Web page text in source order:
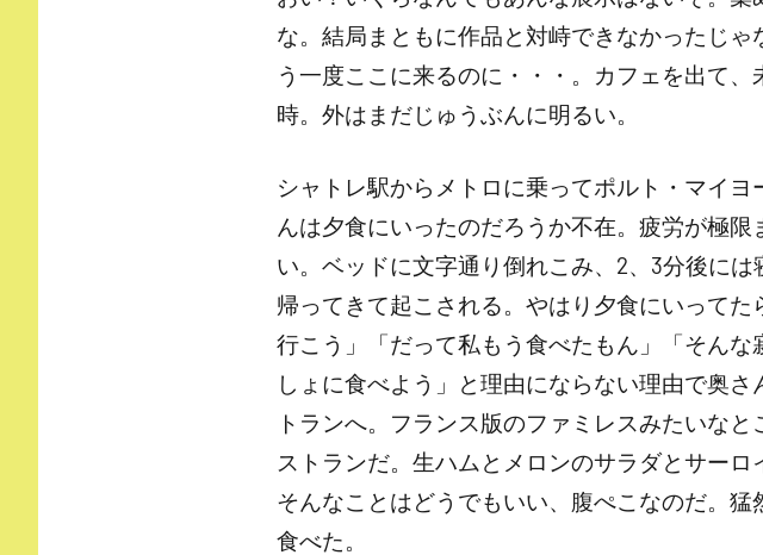
な。結局まともに作品と対峙できなかったじ
う一度ここに来るのに・・・。カフェを出て
時。外はまだじゅうぶんに明るい。
シャトレ駅からメトロに乗ってポルト・マイ
んは夕食にいったのだろうか不在。疲労が極
い。ベッドに文字通り倒れこみ、2、3分後に
帰ってきて起こされる。やはり夕食にいって
行こう」「だって私もう食べたもん」「そん
しょに食べよう」と理由にならない理由で奥
トランへ。フランス版のファミレスみたいな
ストランだ。生ハムとメロンのサラダとサー
そんなことはどうでもいい、腹ぺこなのだ。
食べた。